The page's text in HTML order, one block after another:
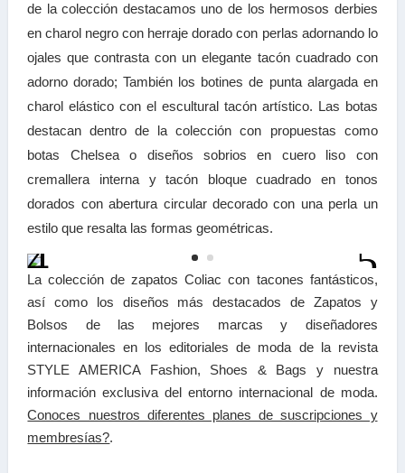
de la colección destacamos uno de los hermosos derbies
en charol negro con herraje dorado con perlas adornando lo
ojales que contrasta con un elegante tacón cuadrado con
adorno dorado; También los botines de punta alargada en
charol elástico con el escultural tacón artístico. Las botas
destacan dentro de la colección con propuestas como
botas Chelsea o diseños sobrios en cuero liso con
cremallera interna y tacón bloque cuadrado en tonos
dorados con abertura circular decorado con una perla un
estilo que resalta las formas geométricas.
La colección de zapatos Coliac con tacones fantásticos,
así como los diseños más destacados de Zapatos y
Bolsos de las mejores marcas y diseñadores
internacionales en los editoriales de moda de la revista
STYLE AMERICA Fashion, Shoes & Bags y nuestra
información exclusiva del entorno internacional de moda.
Conoces nuestros diferentes planes de suscripciones y
membresías?.